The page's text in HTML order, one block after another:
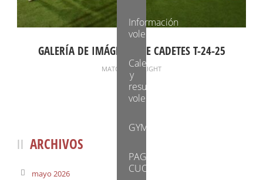
Información
voleI
Calendario
y
resultados
voleibol
GYM
PAGO
CUOTAS
GALERÍA DE IMÁGENES DE CADETES T-24-25
MATCH HIGHLIGHT
ARCHIVOS
mayo 2026